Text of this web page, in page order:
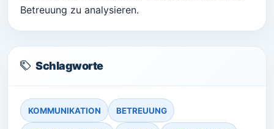
Betreuung zu analysieren.
Schlagworte
KOMMUNIKATION BETREUUNG